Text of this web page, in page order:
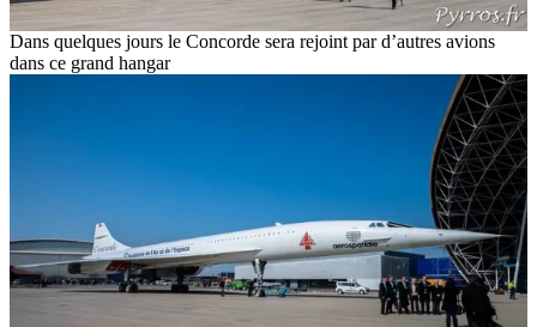
Dans quelques jours le Concorde sera rejoint par d’autres avions
dans ce grand hangar